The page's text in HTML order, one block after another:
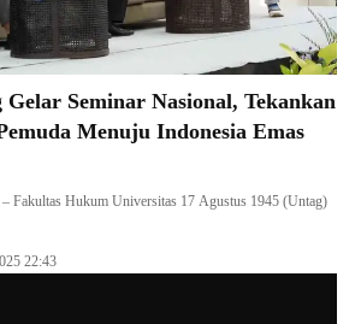
Gelar Seminar Nasional, Tekankan
Menuju Indonesia Emas
Fakultas Hukum Universitas 17 Agustus 1945 (Untag)
22:43